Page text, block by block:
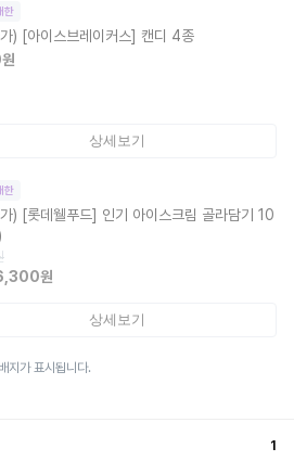
한
) [아이스브레이커스] 캔디 4종
원
상세보기
한
) [롯데웰푸드] 인기 아이스크림 골라담기 10
원
상세보기
지가 표시됩니다.
1